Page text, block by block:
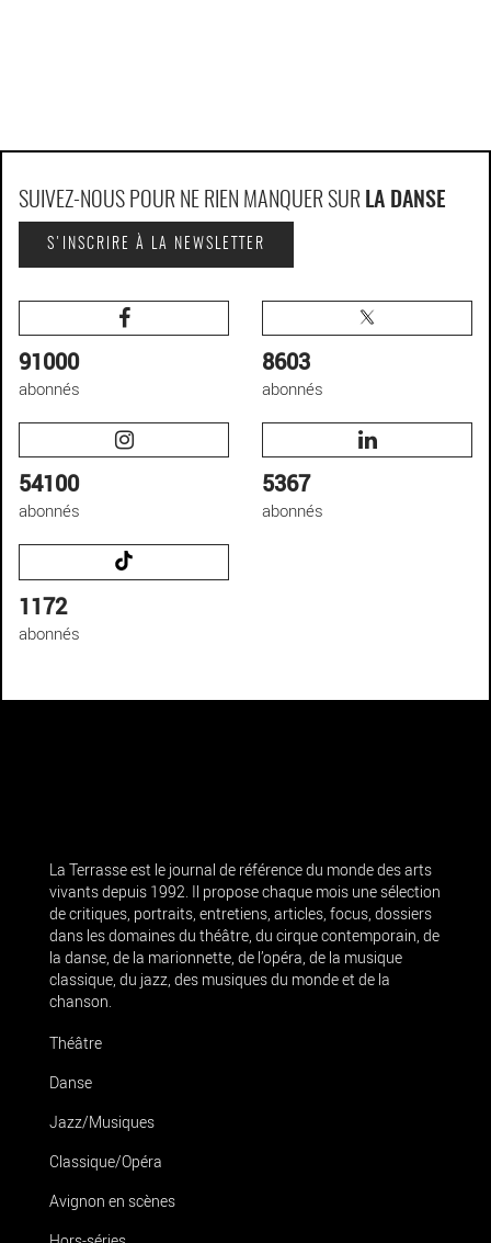
SUIVEZ-NOUS POUR NE RIEN MANQUER SUR LA DANSE
S'INSCRIRE À LA NEWSLETTER
91000
abonnés
8603
abonnés
54100
abonnés
5367
abonnés
1172
abonnés
La Terrasse est le journal de référence du monde des arts
vivants depuis 1992. Il propose chaque mois une sélection
de critiques, portraits, entretiens, articles, focus, dossiers
dans les domaines du théâtre, du cirque contemporain, de
la danse, de la marionnette, de l’opéra, de la musique
classique, du jazz, des musiques du monde et de la
chanson.
Théâtre
Danse
Jazz/Musiques
Classique/Opéra
Avignon en scènes